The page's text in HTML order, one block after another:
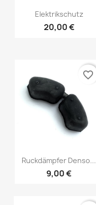
Elektrikschutz
20,00 €
Ruckdämpfer Denso...
9,00 €
favorite_border